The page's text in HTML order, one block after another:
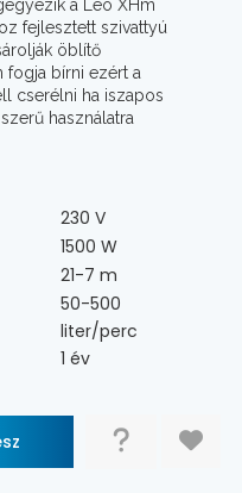
a Leo XHm
fejlesztett szivattyú
öblítő
fogja bírni ezért a
cserélni ha iszapos
használatra
230 V
1500 W
21-7 m
50-500
liter/perc
1 év